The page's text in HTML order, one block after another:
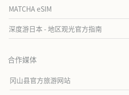
MATCHA eSIM
深度游日本 - 地区观光官方指南
合作媒体
冈山县官方旅游网站